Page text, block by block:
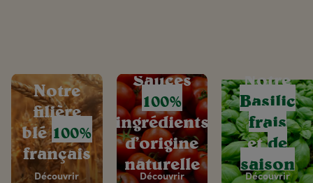
Notre
filière
blé100%
français
Découvrir
Sauces
100%
ingrédients
d’origine
naturelle
Découvrir
Notre
Basilic
frais
etde
saison
Découvrir